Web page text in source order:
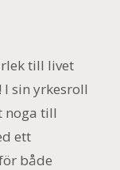
till livet
sin yrkesroll
noga till
ett
både